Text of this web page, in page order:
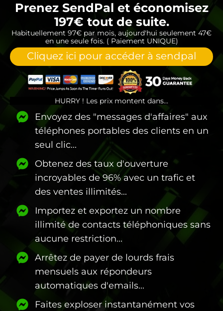
Prenez SendPal et économisez
197€ tout de suite.
Habituellement 97€ par mois, aujourd'hui seulement 47€
en une seule fois. ( Paiement UNIQUE)
Cliquez ici pour accéder à sendpal
HURRY ! Les prix montent dans...
Envoyez des "messages d'affaires" aux
téléphones portables des clients en un
seul clic...
Obtenez des taux d'ouverture
incroyables de 96% avec un trafic et
des ventes illimités...
Importez et exportez un nombre
illimité de contacts téléphoniques sans
aucune restriction...
Arrêtez de payer de lourds frais
mensuels aux répondeurs
automatiques d'emails...
Faites exploser instantanément vos